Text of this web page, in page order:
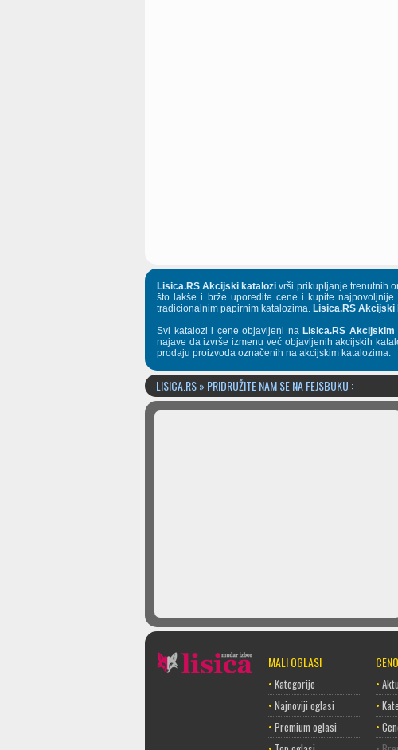
Lisica.RS Akcijski katalozi vrši prikupljanje trenutnih
što lakše i brže uporedite cene i kupite
tradicionalnim papirnim katalozima. Lisica.RS Akcijski
Svi katalozi i cene objavljeni na Lisica.RS Akcijskim
najave da izvrše izmenu već objavljenih akcijskih
prodaju proizvoda označenih na akcijskim katalozima.
LISICA.RS » PRIDRUŽITE NAM SE NA FEJSBUKU :
MALI OGLASI
• Kategorije
• Najnoviji oglasi
• Premium oglasi
•
•
•